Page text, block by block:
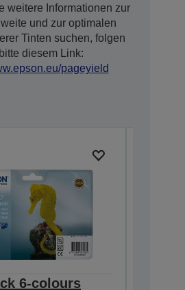
weitere Informationen zur
und zur optimalen
Tinten suchen, folgen
diesem Link:
pageyield
6-colours